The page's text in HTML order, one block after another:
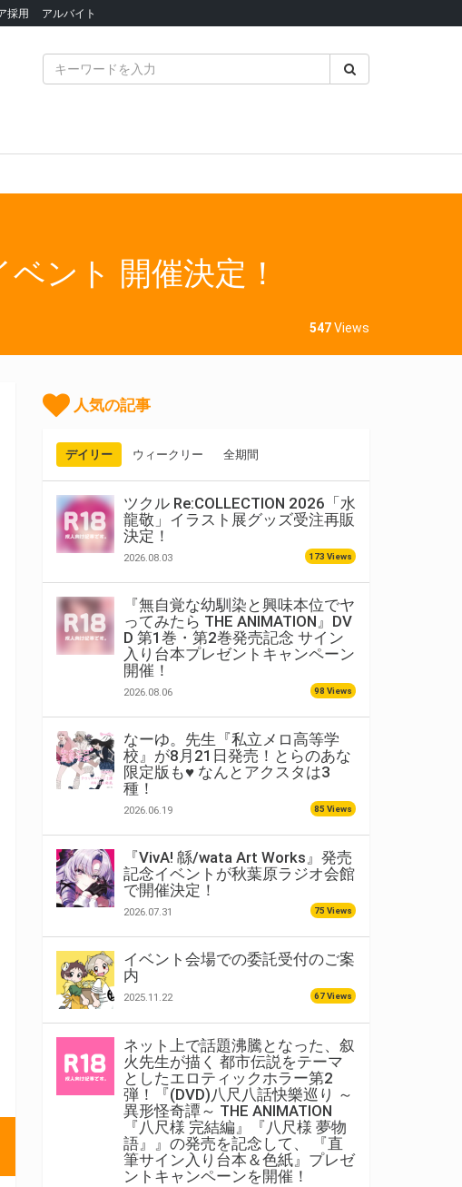
採用 アルバイト
ント 開催決定！
547Views
人気の記事
デイリー ウィークリー 全期間
ツクル Re:COLLECTION 2026「水
龍敬」イラスト展グッズ受注再販
決定！
2026.08.03 173 Views
『無自覚な幼馴染と興味本位でヤ
ってみたら THE ANIMATION』DV
D 第1巻・第2巻発売記念 サイン
入り台本プレゼントキャンペーン
開催！
2026.08.06 98 Views
なーゆ。先生『私立メロ高等学
校』が8月21日発売！とらのあな
限定版も♥ なんとアクスタは3
種！
2026.06.19 85 Views
『VivA! 緜/wata Art Works』発売
記念イベントが秋葉原ラジオ会館
で開催決定！
2026.07.31 75 Views
イベント会場での委託受付のご案
内
2025.11.22 67 Views
ネット上で話題沸騰となった、叙
火先生が描く 都市伝説をテーマ
としたエロティックホラー第2
弾！『(DVD)八尺八話快樂巡り ～
異形怪奇譚～ THE ANIMATION
『八尺様 完結編』『八尺様 夢物
語』』の発売を記念して、 『直
筆サイン入り台本＆色紙』プレゼ
ントキャンペーンを開催！